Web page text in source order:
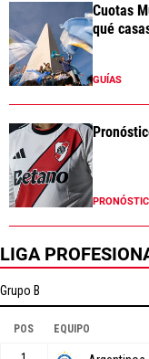
Cuotas
qué
GUÍAS
LIGA